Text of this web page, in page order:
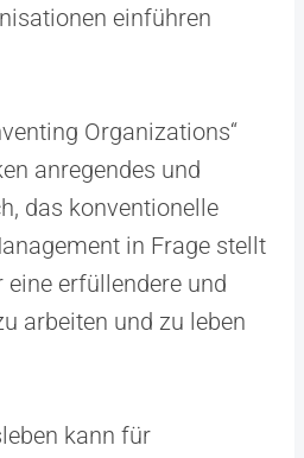
einführen
Organizations“
anregendes und
das konventionelle
in Frage stellt
erfüllendere und
arbeiten und zu leben
kann für